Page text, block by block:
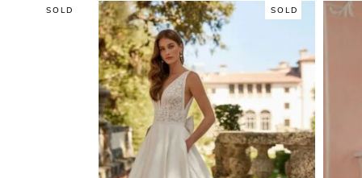
SOLD SOLD